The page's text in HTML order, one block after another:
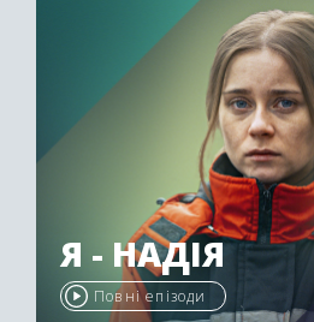
Я - НАДІЯ
Повні епізоди